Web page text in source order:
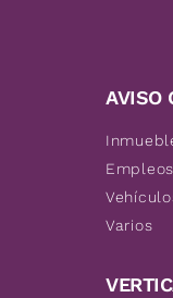
AVISO
Empleos
Varios